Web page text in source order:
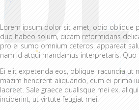
Lorem ipsum dolor sit amet, odio oblique
duo habeo solum, dicam reformidans
pro ei sumo omnium ceteros, appareat
nam id atqui mandamus interpretaris.
Ei elit expetenda eos, oblique iracundia ut
mazim hendrerit aliquando, eum ei prima
laoreet. Sale graece qualisque mei ex,
inciderint, ut virtute feugiat mei.